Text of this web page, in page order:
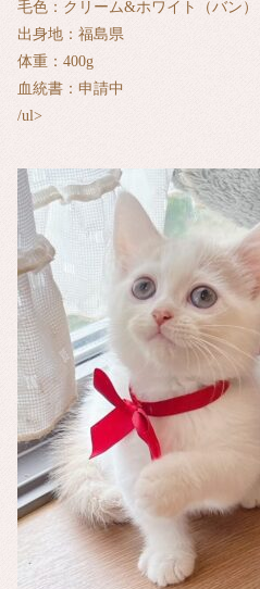
毛色：クリーム&ホワイト（バン）
出身地：福島県
体重：400g
血統書：申請中
/ul>